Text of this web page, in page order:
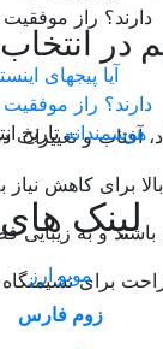
در
آیا پیجهای
دارند؟ راز موفقیت
هوشمندانه
لینک
موبو ارز
زوم فارس